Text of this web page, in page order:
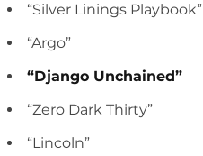
“Silver Linings Playbook”
“Argo”
“Django Unchained”
“Zero Dark Thirty”
“Lincoln”